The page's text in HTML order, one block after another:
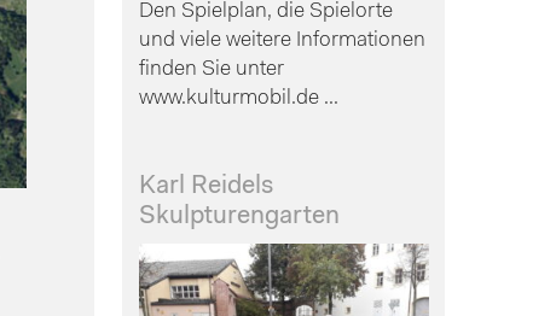
Den Spielplan, die Spielorte
und viele weitere Informationen
finden Sie unter
www.kulturmobil.de ...
Karl Reidels
Skulpturengarten